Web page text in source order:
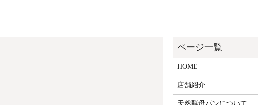
HOME
店舗紹介
天然酵母パンについて